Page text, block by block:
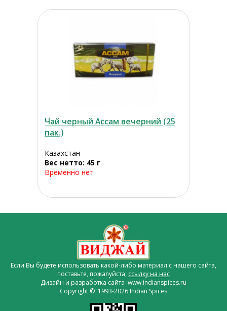
Чай черный Ассам вечерний (25
пак.)
Казахстан
Вес нетто: 45 г
Временно нет
Если Вы будете использовать какой-либо материал с нашего сайта,
поставьте, пожалуйста, ссылку на нас
Дизайн и разработка сайта www.indianspices.ru
Copyright © 1993-2026 Indian Spices